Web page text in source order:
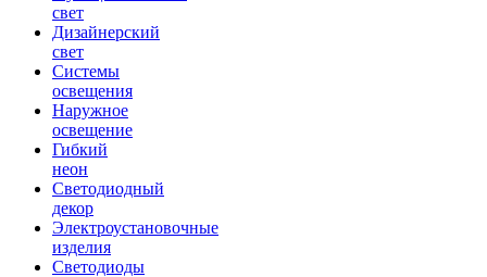
свет
Дизайнерский
свет
Системы
освещения
Наружное
освещение
Гибкий
неон
Светодиодный
декор
Электроустановочные
изделия
Светодиоды